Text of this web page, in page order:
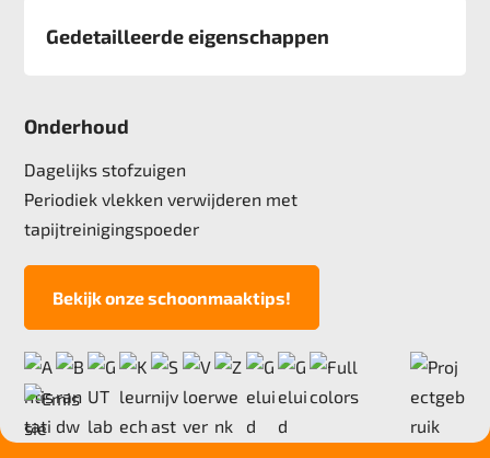
Gedetailleerde eigenschappen
Pool
Poolgewicht
550 gr/m2
2,5 mm
Totale hoogte
5,4 mm
Anti statisch
ja, , 2kv
Deling
Onderhoud
Dagelijks stofzuigen
Periodiek vlekken verwijderen met
tapijtreinigingspoeder
Bekijk onze schoonmaaktips!